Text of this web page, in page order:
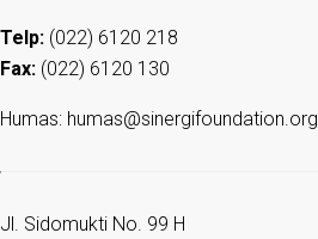
Telp: (022) 6120 218
Fax: (022) 6120 130
Humas: humas@sinergifoundation.org
Jl. Sidomukti No. 99 H